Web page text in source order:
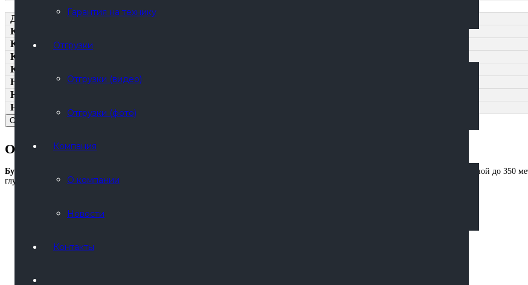
Гарантия на технику
Отгрузки
Отгрузки (видео)
Отгрузки (фото)
Компания
О компании
Новости
Контакты
Дополнительное оборудования
Компрессор АК - 9/10 + ускоряющий редуктор
Компрессор ЗИФ-ПВ 10/1,0 с ДВС ММЗ Д 245
Компрессор КВ 10/8 с ДВС ММЗ Д 245
Компрессор КВ 12/12 с ДВС ЯМЗ 236
Насос НБ-4
Насос НБ-32
Насос НБ-50
Описание
Описание
Буровая установка УРБ-2Д3
предназначена для бурения скважин различных типов с начальным диаметром до 450 мм и глубиной до 350
глубин, включая работы в твёрдых породах и в тяжёлых природно-климатических условиях. Области применения УРБ-2Д3
Геофизические и структурно-поисковые скважины на нефть и газ;
Разведка месторождений твёрдых полезных ископаемых и строительных материалов;
Скважины под взрыв с возможностью наклонного бурения;